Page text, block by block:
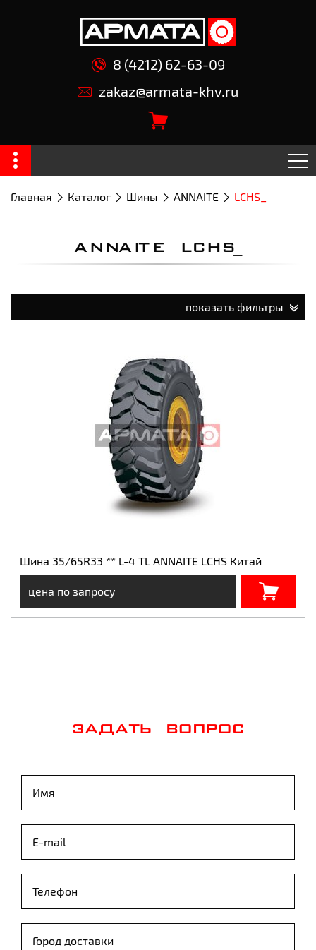
8 (4212) 62-63-09
zakaz@armata-khv.ru
Главная Каталог Шины ANNAITE LCHS_
ANNAITE LCHS_
показать фильтры
Шина 35/65R33 ** L-4 TL ANNAITE LCHS Китай
цена по запросу
ЗАДАТЬ ВОПРОС